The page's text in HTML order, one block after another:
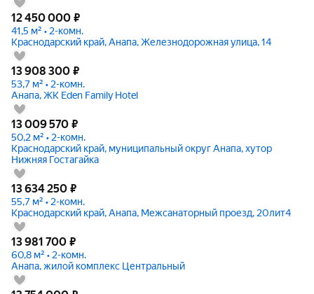
12 450 000 ₽
41,5 м² • 2-комн.
Краснодарский край, Анапа, Железнодорожная улица, 14
13 908 300 ₽
53,7 м² • 2-комн.
Анапа, ЖК Eden Family Hotel
13 009 570 ₽
50,2 м² • 2-комн.
Краснодарский край, муниципальный округ Анапа, хутор
Нижняя Гостагайка
13 634 250 ₽
55,7 м² • 2-комн.
Краснодарский край, Анапа, Межсанаторный проезд, 20лит4
13 981 700 ₽
60,8 м² • 2-комн.
Анапа, жилой комплекс Центральный